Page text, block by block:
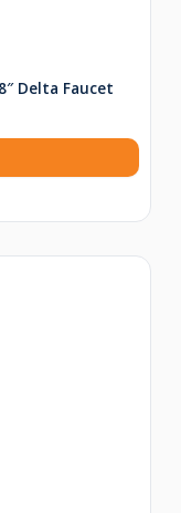
Delta Faucet